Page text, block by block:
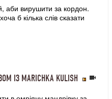
аби вирушити за кордон.
б кілька слів сказати
ІЗ MARICHKA KULISH